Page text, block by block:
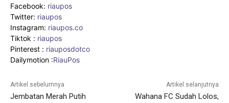
Facebook: riaupos
Twitter: riaupos
Instagram: riaupos.co
Tiktok : riaupos
Pinterest : riauposdotco
Dailymotion :RiauPos
Artikel sebelumnya
Jembatan Merah Putih
Artikel selanjutnya
Wahana FC Sudah Lolos,